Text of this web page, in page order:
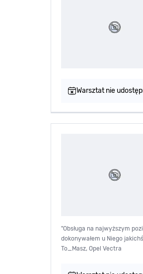
Warsztat nie
"Obsługa na najwyższym
dokonywałem u Niego
To_Masz, Opel Vectra